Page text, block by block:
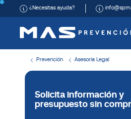
¿Necesitas ayuda?
Prevención Asesoría Legal
Solicita información y
presupuesto sin